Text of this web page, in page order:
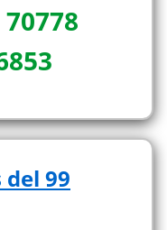
70778
99